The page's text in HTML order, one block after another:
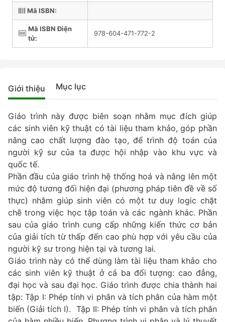
Mã ISBN:
Mã ISBN Điện
tử:
978-604-471-772-2
Giới thiệu Mục lục
Giáo trình này được biên soạn nhằm mục đích giúp
các sinh viên kỹ thuật có tài liệu tham khảo, góp phần
nâng cao chất lượng đào tạo, để trình độ toán của
người kỹ sư của ta được hội nhập vào khu vực và
quốc tế.
Phần đầu của giáo trình hệ thống hoá và nâng lên một
mức độ tương đối hiện đại (phương pháp tiên đề về số
thực) nhằm giúp sinh viên có một tư duy logic chặt
chẽ trong việc học tập toán và các ngành khác. Phần
sau của giáo trình cung cấp những kiến thức cơ bản
của giải tích từ thấp đến cao phù hợp với yêu cầu của
người kỹ sư trong hiện tại và tương lai.
Giáo trình này có thể dùng làm tài liệu tham khảo cho
các sinh viên kỹ thuật ở cả ba đối tượng: cao đẳng,
đại học và sau đại học. Giáo trình được chia thành hai
tập: Tập I: Phép tính vi phân và tích phân của hàm một
biến (Giải tích I). Tập II: Phép tính vi phân và tích phân